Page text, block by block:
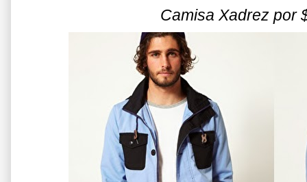
Camisa Xadrez por